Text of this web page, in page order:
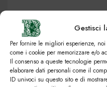
Gestisci
Per fornire le migliori esperienze,
come i cookie per memorizzare e/o
Il consenso a queste tecnologie
elaborare dati personali come il
ID univoci su questo sito e di